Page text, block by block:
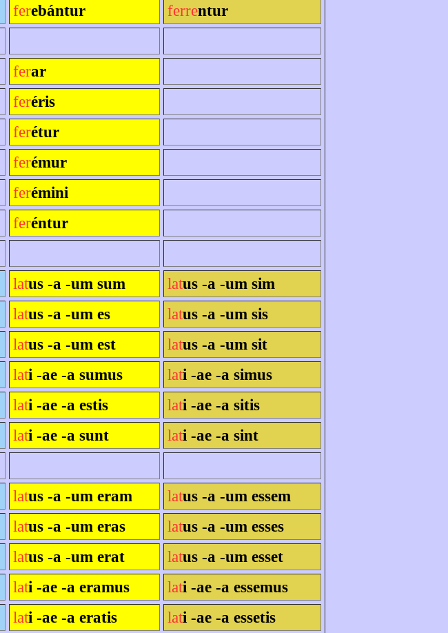
ferebántur ferrentur
ferar
feréris
ferétur
ferémur
ferémini
feréntur
latus -a -um sum latus -a -um sim
latus -a -um es latus -a -um sis
latus -a -um est latus -a -um sit
lati -ae -a sumus lati -ae -a simus
lati -ae -a estis lati -ae -a sitis
lati -ae -a sunt lati -ae -a sint
latus -a -um eram latus -a -um essem
latus -a -um eras latus -a -um esses
latus -a -um erat latus -a -um esset
lati -ae -a eramus lati -ae -a essemus
lati -ae -a eratis lati -ae -a essetis